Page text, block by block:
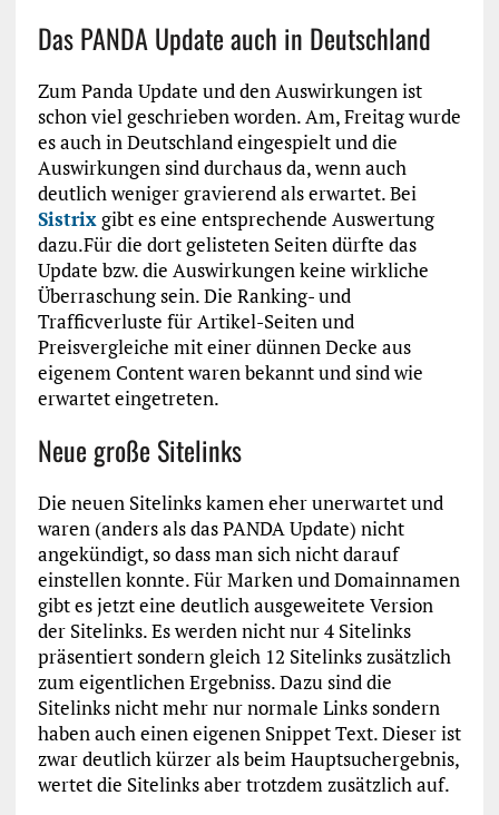
Das PANDA Update auch in Deutschland
Zum Panda Update und den Auswirkungen ist
schon viel geschrieben worden. Am, Freitag wurde
es auch in Deutschland eingespielt und die
Auswirkungen sind durchaus da, wenn auch
deutlich weniger gravierend als erwartet. Bei
Sistrixgibt es eine entsprechende Auswertung
dazu.Für die dort gelisteten Seiten dürfte das
Update bzw. die Auswirkungen keine wirkliche
Überraschung sein. Die Ranking- und
Trafficverluste für Artikel-Seiten und
Preisvergleiche mit einer dünnen Decke aus
eigenem Content waren bekannt und sind wie
erwartet eingetreten.
Neue große Sitelinks
Die neuen Sitelinks kamen eher unerwartet und
waren (anders als das PANDA Update) nicht
angekündigt, so dass man sich nicht darauf
einstellen konnte. Für Marken und Domainnamen
gibt es jetzt eine deutlich ausgeweitete Version
der Sitelinks. Es werden nicht nur 4 Sitelinks
präsentiert sondern gleich 12 Sitelinks zusätzlich
zum eigentlichen Ergebniss. Dazu sind die
Sitelinks nicht mehr nur normale Links sondern
haben auch einen eigenen Snippet Text. Dieser ist
zwar deutlich kürzer als beim Hauptsuchergebnis,
wertet die Sitelinks aber trotzdem zusätzlich auf.